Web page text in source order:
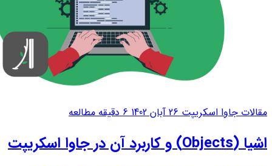
مقالات جاوا اسکریپت 26 آبان 1402 6 دقیقه مطالعه
اشیا (Objects) و کاربرد آن در جاوا اسکریپت